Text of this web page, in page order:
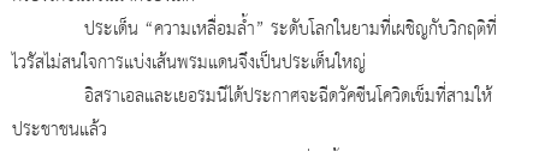
ประเด็น “ความเหลื่อมล้ำ” ระดับโลกในยามที่เผชิญกับวิกฤติที่
ไวรัสไม่สนใจการแบ่งเส้นพรมแดนจึงเป็นประเด็นใหญ่
อิสราเอลและเยอรมนีได้ประกาศจะฉีดวัคซีนโควิดเข็มที่สามให้
ประชาชนแล้ว